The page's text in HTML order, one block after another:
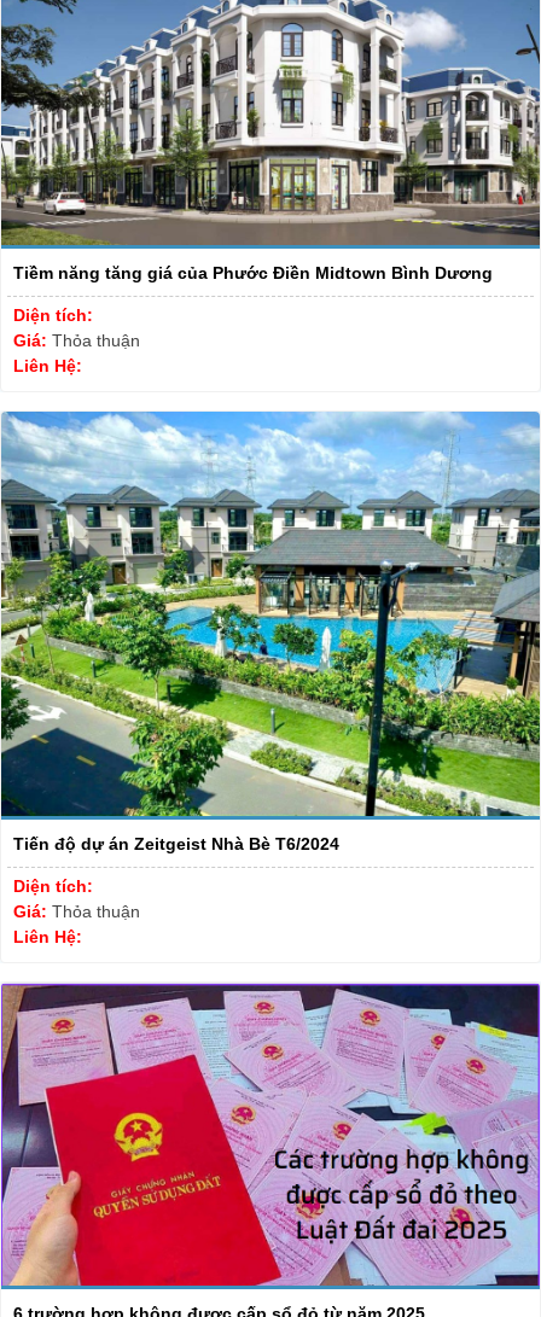
Tiềm năng tăng giá của Phước Điền Midtown Bình Dương
Diện tích:
Giá: Thỏa thuận
Liên Hệ:
Tiến độ dự án Zeitgeist Nhà Bè T6/2024
Diện tích:
Giá: Thỏa thuận
Liên Hệ:
6 trường hợp không được cấp sổ đỏ từ năm 2025